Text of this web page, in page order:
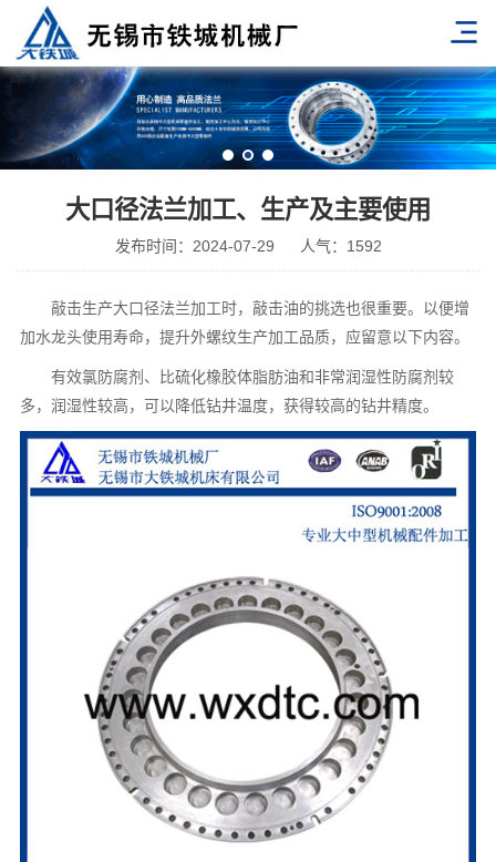
大口径法兰加工、生产及主要使用
发布时间：2024-07-29 人气：1592
敲击生产大口径法兰加工时，敲击油的挑选也很重要。以便增
加水龙头使用寿命，提升外螺纹生产加工品质，应留意以下内容。
有效氯防腐剂、比硫化橡胶体脂肪油和非常润湿性防腐剂较
多，润湿性较高，可以降低钻井温度，获得较高的钻井精度。